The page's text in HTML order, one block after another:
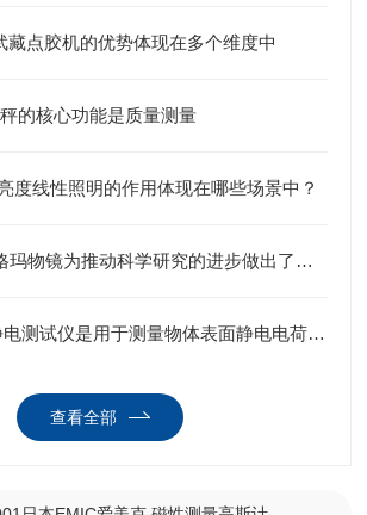
藏点胶机的优势体现在多个维度中
的核心功能是质量测量
度线性照明的作用体现在哪些场景中？
SIGMAKOKI西格玛物镜为推动科学研究的进步做出了重要贡献
SIMCO思美高静电测试仪是用于测量物体表面静电电荷的重要工具
查看全部